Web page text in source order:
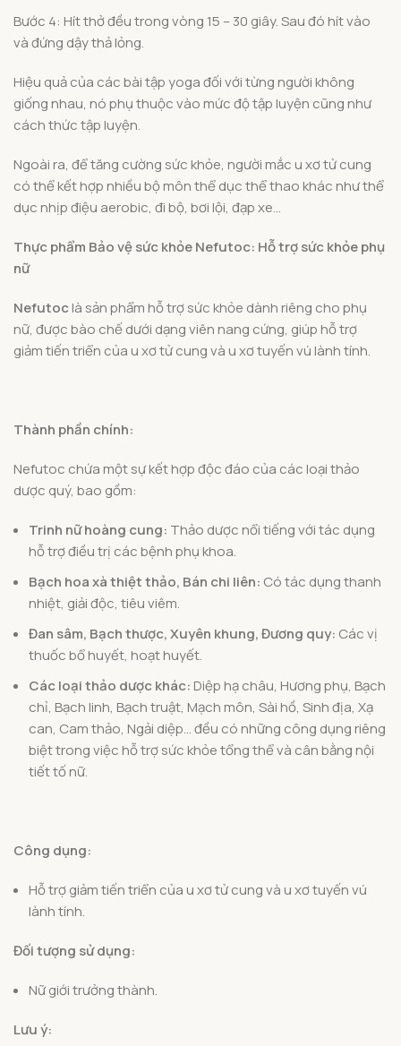
Bước 4: Hít thở đều trong vòng 15 – 30 giây. Sau đó hít vào
và đứng dậy thả lỏng.
Hiệu quả của các bài tập yoga đối với từng người không
giống nhau, nó phụ thuộc vào mức độ tập luyện cũng như
cách thức tập luyện.
Ngoài ra, để tăng cường sức khỏe, người mắc u xơ tử cung
có thể kết hợp nhiều bộ môn thể dục thể thao khác như thể
dục nhịp điệu aerobic, đi bộ, bơi lội, đạp xe…
Thực phẩm Bảo vệ sức khỏe Nefutoc: Hỗ trợ sức khỏe phụ
nữ
Nefutoc là sản phẩm hỗ trợ sức khỏe dành riêng cho phụ
nữ, được bào chế dưới dạng viên nang cứng, giúp hỗ trợ
giảm tiến triển của u xơ tử cung và u xơ tuyến vú lành tính.
Thành phần chính:
Nefutoc chứa một sự kết hợp độc đáo của các loại thảo
dược quý, bao gồm:
Trinh nữ hoàng cung: Thảo dược nổi tiếng với tác dụng
hỗ trợ điều trị các bệnh phụ khoa.
Bạch hoa xà thiệt thảo, Bán chi liên: Có tác dụng thanh
nhiệt, giải độc, tiêu viêm.
Đan sâm, Bạch thược, Xuyên khung, Đương quy: Các vị
thuốc bổ huyết, hoạt huyết.
Các loại thảo dược khác: Diệp hạ châu, Hương phụ, Bạch
chỉ, Bạch linh, Bạch truật, Mạch môn, Sài hồ, Sinh địa, Xạ
can, Cam thảo, Ngải diệp… đều có những công dụng riêng
biệt trong việc hỗ trợ sức khỏe tổng thể và cân bằng nội
tiết tố nữ.
Công dụng:
Hỗ trợ giảm tiến triển của u xơ tử cung và u xơ tuyến vú
lành tính.
Đối tượng sử dụng:
Nữ giới trưởng thành.
Lưu ý: